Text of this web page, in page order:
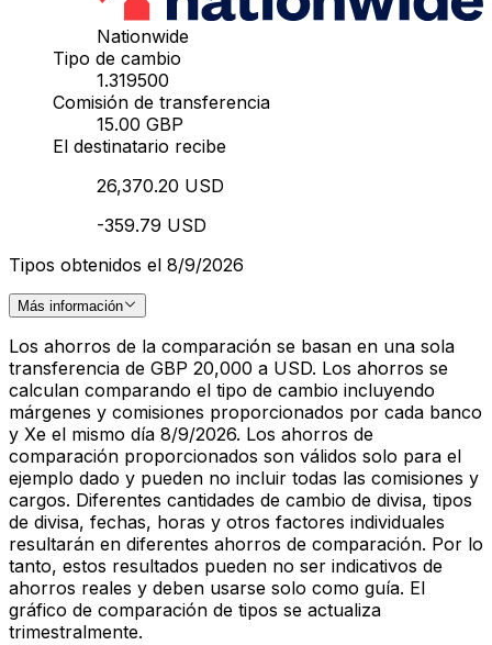
Nationwide
Tipo de cambio
1.319500
Comisión de transferencia
15.00 GBP
El destinatario recibe
26,370.20 USD
-359.79 USD
Tipos obtenidos el 8/9/2026
Más información
Los ahorros de la comparación se basan en una sola
transferencia de GBP 20,000 a USD. Los ahorros se
calculan comparando el tipo de cambio incluyendo
márgenes y comisiones proporcionados por cada banco
y Xe el mismo día 8/9/2026. Los ahorros de
comparación proporcionados son válidos solo para el
ejemplo dado y pueden no incluir todas las comisiones y
cargos. Diferentes cantidades de cambio de divisa, tipos
de divisa, fechas, horas y otros factores individuales
resultarán en diferentes ahorros de comparación. Por lo
tanto, estos resultados pueden no ser indicativos de
ahorros reales y deben usarse solo como guía. El
gráfico de comparación de tipos se actualiza
trimestralmente.